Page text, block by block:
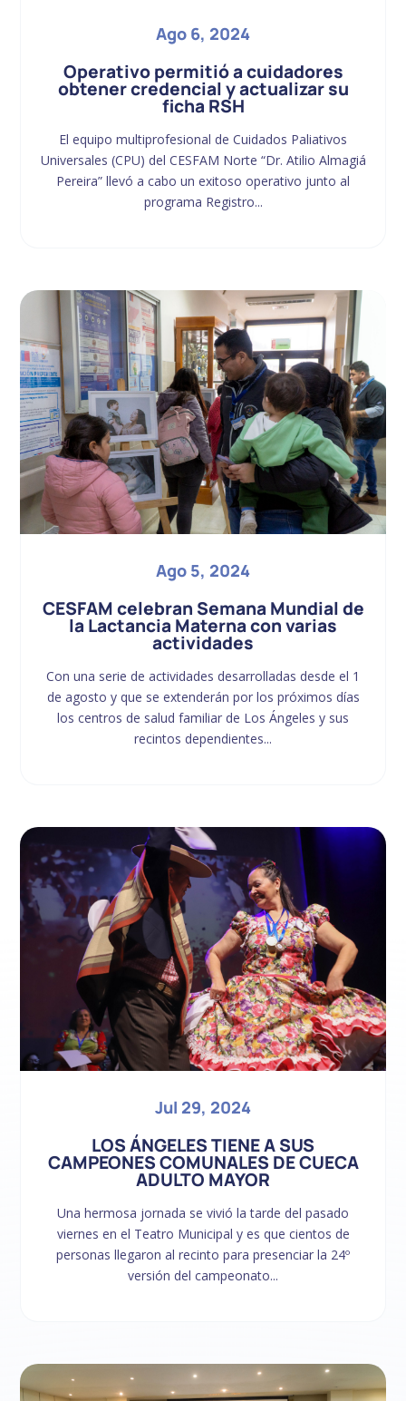
Operativo permitió a cuidadores
obtener credencial y actualizar su
ficha RSH
Ago 6, 2024
El equipo multiprofesional de Cuidados Paliativos
Universales (CPU) del CESFAM Norte “Dr. Atilio Almagiá
Pereira” llevó a cabo un exitoso operativo junto al
programa Registro...
CESFAM celebran Semana Mundial de
la Lactancia Materna con varias
actividades
Ago 5, 2024
Con una serie de actividades desarrolladas desde el 1
de agosto y que se extenderán por los próximos días
los centros de salud familiar de Los Ángeles y sus
recintos dependientes...
LOS ÁNGELES TIENE A SUS
CAMPEONES COMUNALES DE CUECA
ADULTO MAYOR
Jul 29, 2024
Una hermosa jornada se vivió la tarde del pasado
viernes en el Teatro Municipal y es que cientos de
personas llegaron al recinto para presenciar la 24º
versión del campeonato...